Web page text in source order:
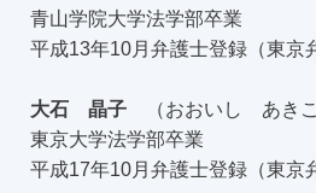
青山学院大学法学部卒業
平成13年10月弁護士登録（東京弁
大石 晶子 （おおいし あきこ
東京大学法学部卒業
平成17年10月弁護士登録（東京弁